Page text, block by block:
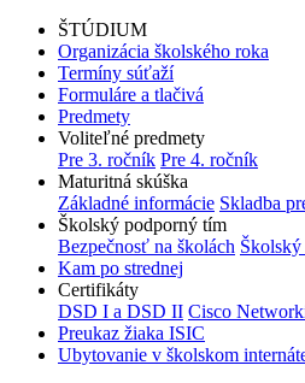
ŠTÚDIUM
Organizácia školského roka
Termíny súťaží
Formuláre a tlačivá
Predmety
Voliteľné predmety
Pre 3. ročník Pre 4. ročník
Maturitná skúška
Základné informácie Skladba
Školský podporný tím
Bezpečnosť na školách
Kam po strednej
Certifikáty
DSD I a DSD II Cisco
Preukaz žiaka ISIC
Ubytovanie v školskom